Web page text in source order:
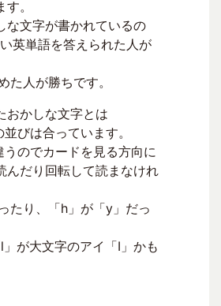
。
な文字が書かれているの
英単語を答えられた人が
た人が勝ちです。
おかしな文字とは
びは合っています。
うのでカードを見る方向に
んだり回転して読まなけれ
たり、「h」が「y」だっ
」が大文字のアイ「I」かも